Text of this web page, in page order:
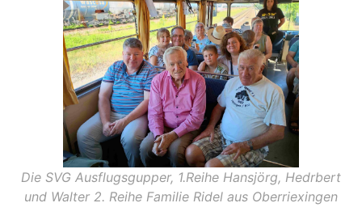
Die SVG Ausflugsgupper, 1.Reihe Hansjörg, Hedrbert
und Walter 2. Reihe Familie Ridel aus Oberriexingen